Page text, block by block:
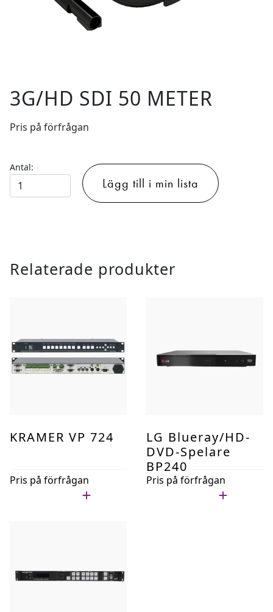
3G/HD SDI 50 METER
Pris på förfrågan
Antal:
3G/HD
SDI
Lägg till i min lista
Relaterade produkter
KRAMER VP 724
Pris på förfrågan
LG Blueray/HD-
DVD-Spelare
BP240
Pris på förfrågan